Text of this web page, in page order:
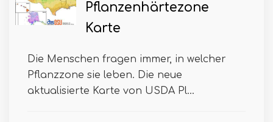
Pflanzenhärtezone
Karte
Die Menschen fragen immer, in welcher
Pflanzzone sie leben. Die neue
aktualisierte Karte von USDA Pl...